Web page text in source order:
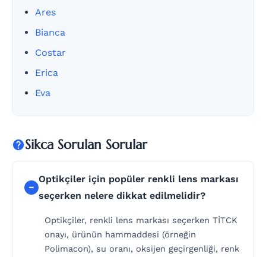
Ares
Bianca
Costar
Erica
Eva
Sikca Sorulan Sorular
Optikçiler için popüler renkli lens markası
seçerken nelere dikkat edilmelidir?
Optikçiler, renkli lens markası seçerken TİTCK
onayı, ürünün hammaddesi (örneğin
Polimacon), su oranı, oksijen geçirgenliği, renk